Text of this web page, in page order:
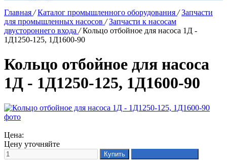
Главная / Каталог промышленного оборудования / Запчасти
для промышленных насосов / Запчасти к насосам
двустороннего входа / Кольцо отбойное для насоса 1Д -
1Д1250-125, 1Д1600-90
Кольцо отбойное для насоса
1Д - 1Д1250-125, 1Д1600-90
Цена:
Цену уточняйте